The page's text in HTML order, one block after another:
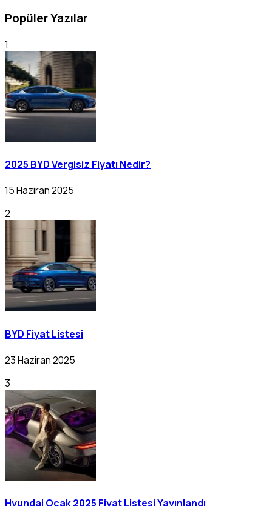
Popüler Yazılar
1
2025 BYD Vergisiz Fiyatı Nedir?
15 Haziran 2025
2
BYD Fiyat Listesi
23 Haziran 2025
3
Hyundai Ocak 2025 Fiyat Listesi Yayınlandı